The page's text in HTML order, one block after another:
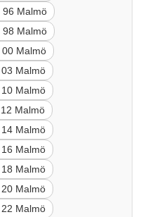
96 Malmö
98 Malmö
00 Malmö
03 Malmö
10 Malmö
Malmö
14 Malmö
16 Malmö
18 Malmö
20 Malmö
22 Malmö